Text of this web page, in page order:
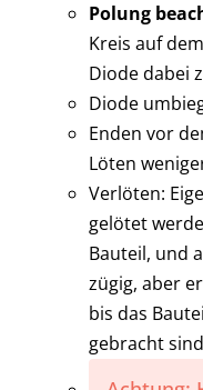
Polung
Kreis auf
Diode dabei
Diode
Enden vor
Löten
Verlöten:
gelötet
Bauteil, und
zügig, aber
bis das
gebracht